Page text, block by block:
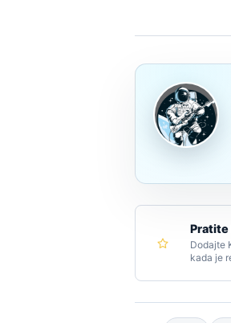
Pratite
Dodajte
kada je